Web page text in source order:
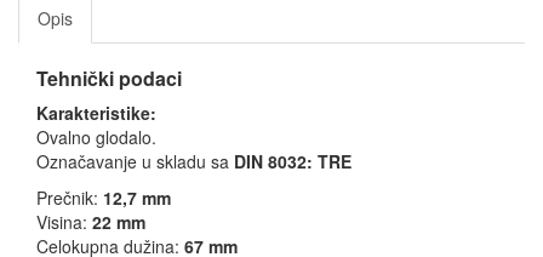
Opis
Tehnički podaci
Karakteristike:
Ovalno glodalo.
Označavanje u skladu sa DIN 8032: TRE
Prečnik: 12,7 mm
Visina: 22 mm
Celokupna dužina: 67 mm